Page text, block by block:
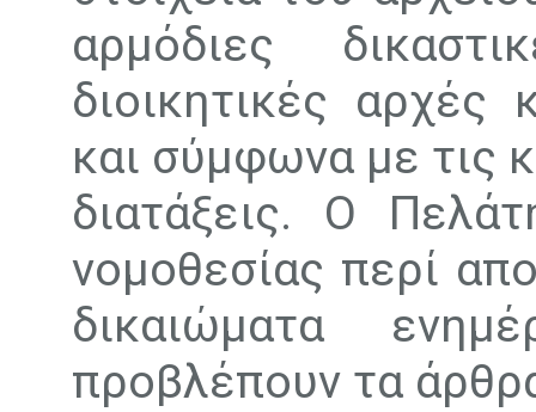
αρμόδιες
διοικητικές αρχές
και σύμφωνα με τις
διατάξεις. Ο
νομοθεσίας περί
δικαιώματα
προβλέπουν τα